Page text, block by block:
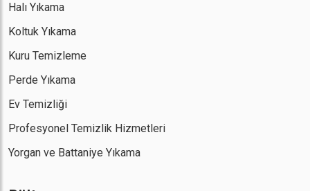
Halı Yıkama
Koltuk Yıkama
Kuru Temizleme
Perde Yıkama
Ev Temizliği
Profesyonel Temizlik Hizmetleri
Yorgan ve Battaniye Yıkama